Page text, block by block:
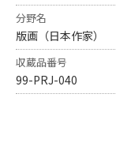
分野名
版画（日本作家）
収蔵品番号
99-PRJ-040